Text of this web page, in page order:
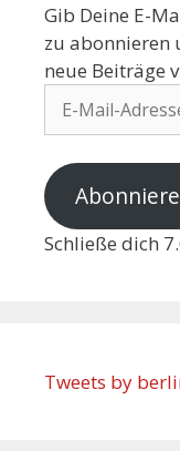
Gib Deine E-
zu abonnieren
neue Beiträge
Schließe dich
Tweets by